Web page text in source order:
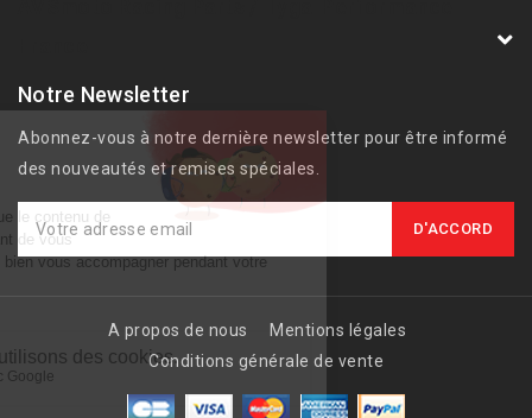
Notre Newsletter
Abonnez-vous à notre dernière newsletter pour être informé
des nouveautés et remises spéciales.
A propos de nous
Mentions légales
Conditions générale de vente